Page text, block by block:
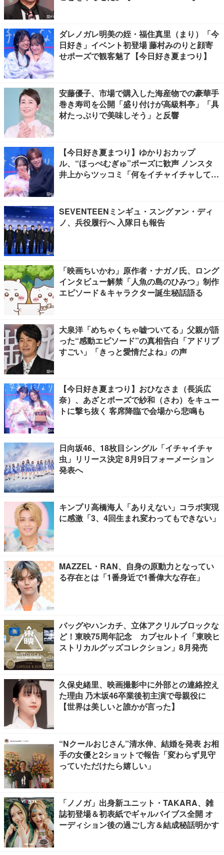
ダレノガレ明美の姪・福住真里（まり）「今
日好き」イベント初登場 藤村みのりと顔寄
せポーズで観客魅了【今日好き夏まつり】
安藤優子、市場で購入した海産物での豪華手
巻き寿司を公開「盛り付けが高級料亭」「具
材たっぷりで美味しそう」と反響
【今日好き夏まつり】ゆかりおカップ
ル、“ほっぺむぎゅ”ポーズに歓声 ノンスタ
井上からツッコミ「何をイチャイチャしてん
SEVENTEENミンギュ・スングァン・ディ
ノ、兵役履行へ 入隊日も報告
「映画ちいかわ」原作者・ナガノ氏、ロング
インタビュー解禁「人魚の島のひみつ」制作
エピソード＆キャラクター誕生秘話語る
大泉洋「めちゃくちゃ嘘ついてる」父親が語
った“感動エピソード”の真相告白「アドリブ
すごい」「きっと愛情だよね」の声
【今日好き夏まつり】おひなさま（長浜広
奈）、あざとポーズで紗和（さわ）をキュー
トに撃ち抜く 客席降臨で会場から悲鳴も
日向坂46、18枚目シングル「イチャイチャ
虫」リリース決定 8月9日フォーメーション
発表へ
キンプリ高橋海人「ありえない」コラボ実現
に感激「3、4回生まれ変わってもできない」
MAZZEL・RAN、自身の原動力となってい
る存在とは「1番身近で1番偉大な存在」
バッグやハンカチ、立体アクリルブロックな
ど！東映75周年記念 カプセルトイ「東映ヒ
ストリカルグッズコレクション」8月発売
久保史緒里、映画撮影中に外部との連絡控え
た理由 乃木坂46卒業後初主演で母親役に
【世界は美しいと誰かが言った】
“Nクールおじさん”清水伸、結婚を発表 お相
手の女優と2ショットで報告「変わらず見守
っていただけたら嬉しい」
「ノノガ」出身新ユニット・TAKARA、雑
誌初登場＆初表紙でギャルバイブス全開 オ
ーディション後の過ごし方＆結成秘話明かす